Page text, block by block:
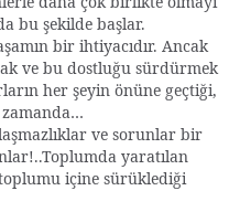
bu şekilde başlar.
bir ihtiyacıdır. Ancak
ve bu dostluğu sürdürmek
her şeyin önüne geçtiği,
ve sorunlar bir
yaratılan
içine sürüklediği